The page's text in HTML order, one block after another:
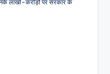
लाखों-करोड़ों पर सरकार के